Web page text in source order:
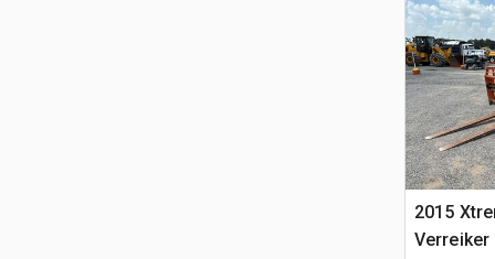
2015
Verreiker